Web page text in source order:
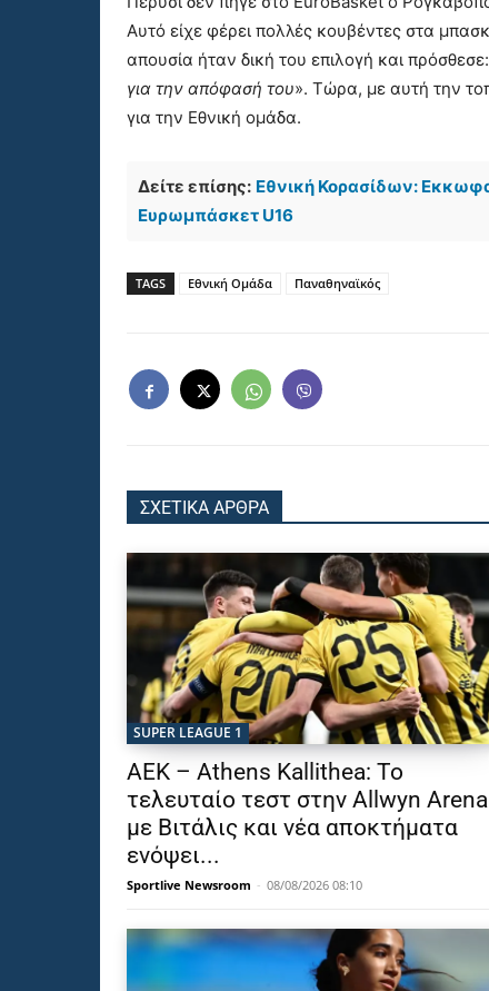
Αυτό είχε φέρει πολλές κουβέντες στα
απουσία ήταν δική του επιλογή και
για την απόφασή του». Τώρα, με αυτή την
για την Εθνική ομάδα.
Δείτε επίσης: Εθνική Κορασίδων:
Ευρωμπάσκετ U16
TAGS Εθνική Ομάδα Παναθηναϊκός
ΣΧΕΤΙΚΑ ΑΡΘΡΑ
SUPER LEAGUE 1
ΑΕΚ – Athens Kallithea: Το
τελευταίο τεστ στην Allwyn Arena
με Βιτάλις και νέα αποκτήματα
ενόψει...
Sportlive Newsroom - 08/08/2026 08:10